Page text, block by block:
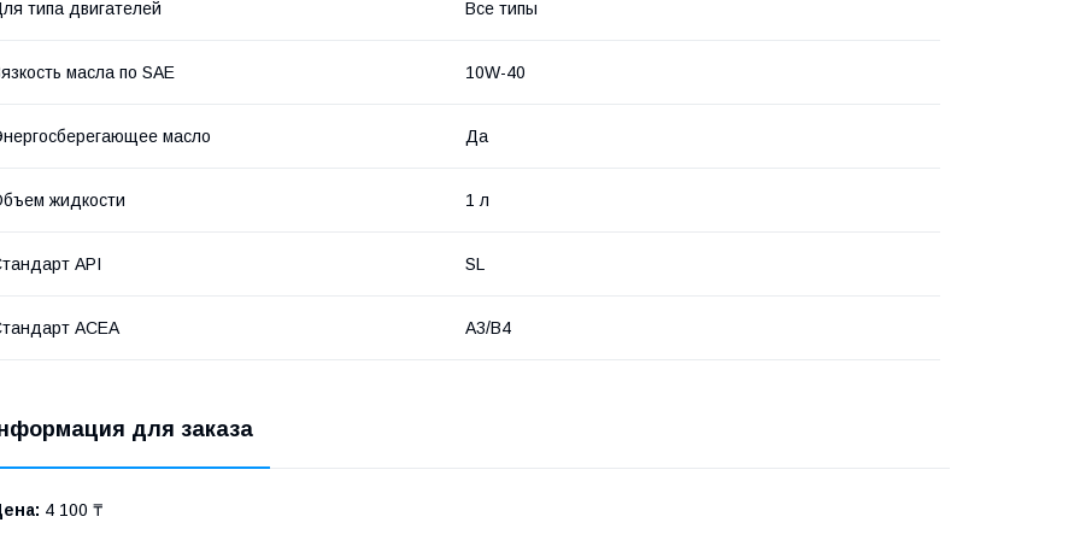
типа двигателей Все типы
масла по SAE 10W-40
масло Да
жидкости 1 л
API SL
ACEA A3/B4
для заказа
4 100 ₸